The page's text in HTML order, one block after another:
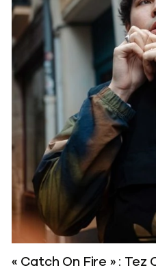
« Catch On Fire » :